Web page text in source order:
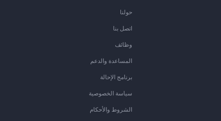
حولنا
اتصل بنا
وظائف
المساعدة والدعم
برنامج الإحالة
سياسة الخصوصية
الشروط والأحكام